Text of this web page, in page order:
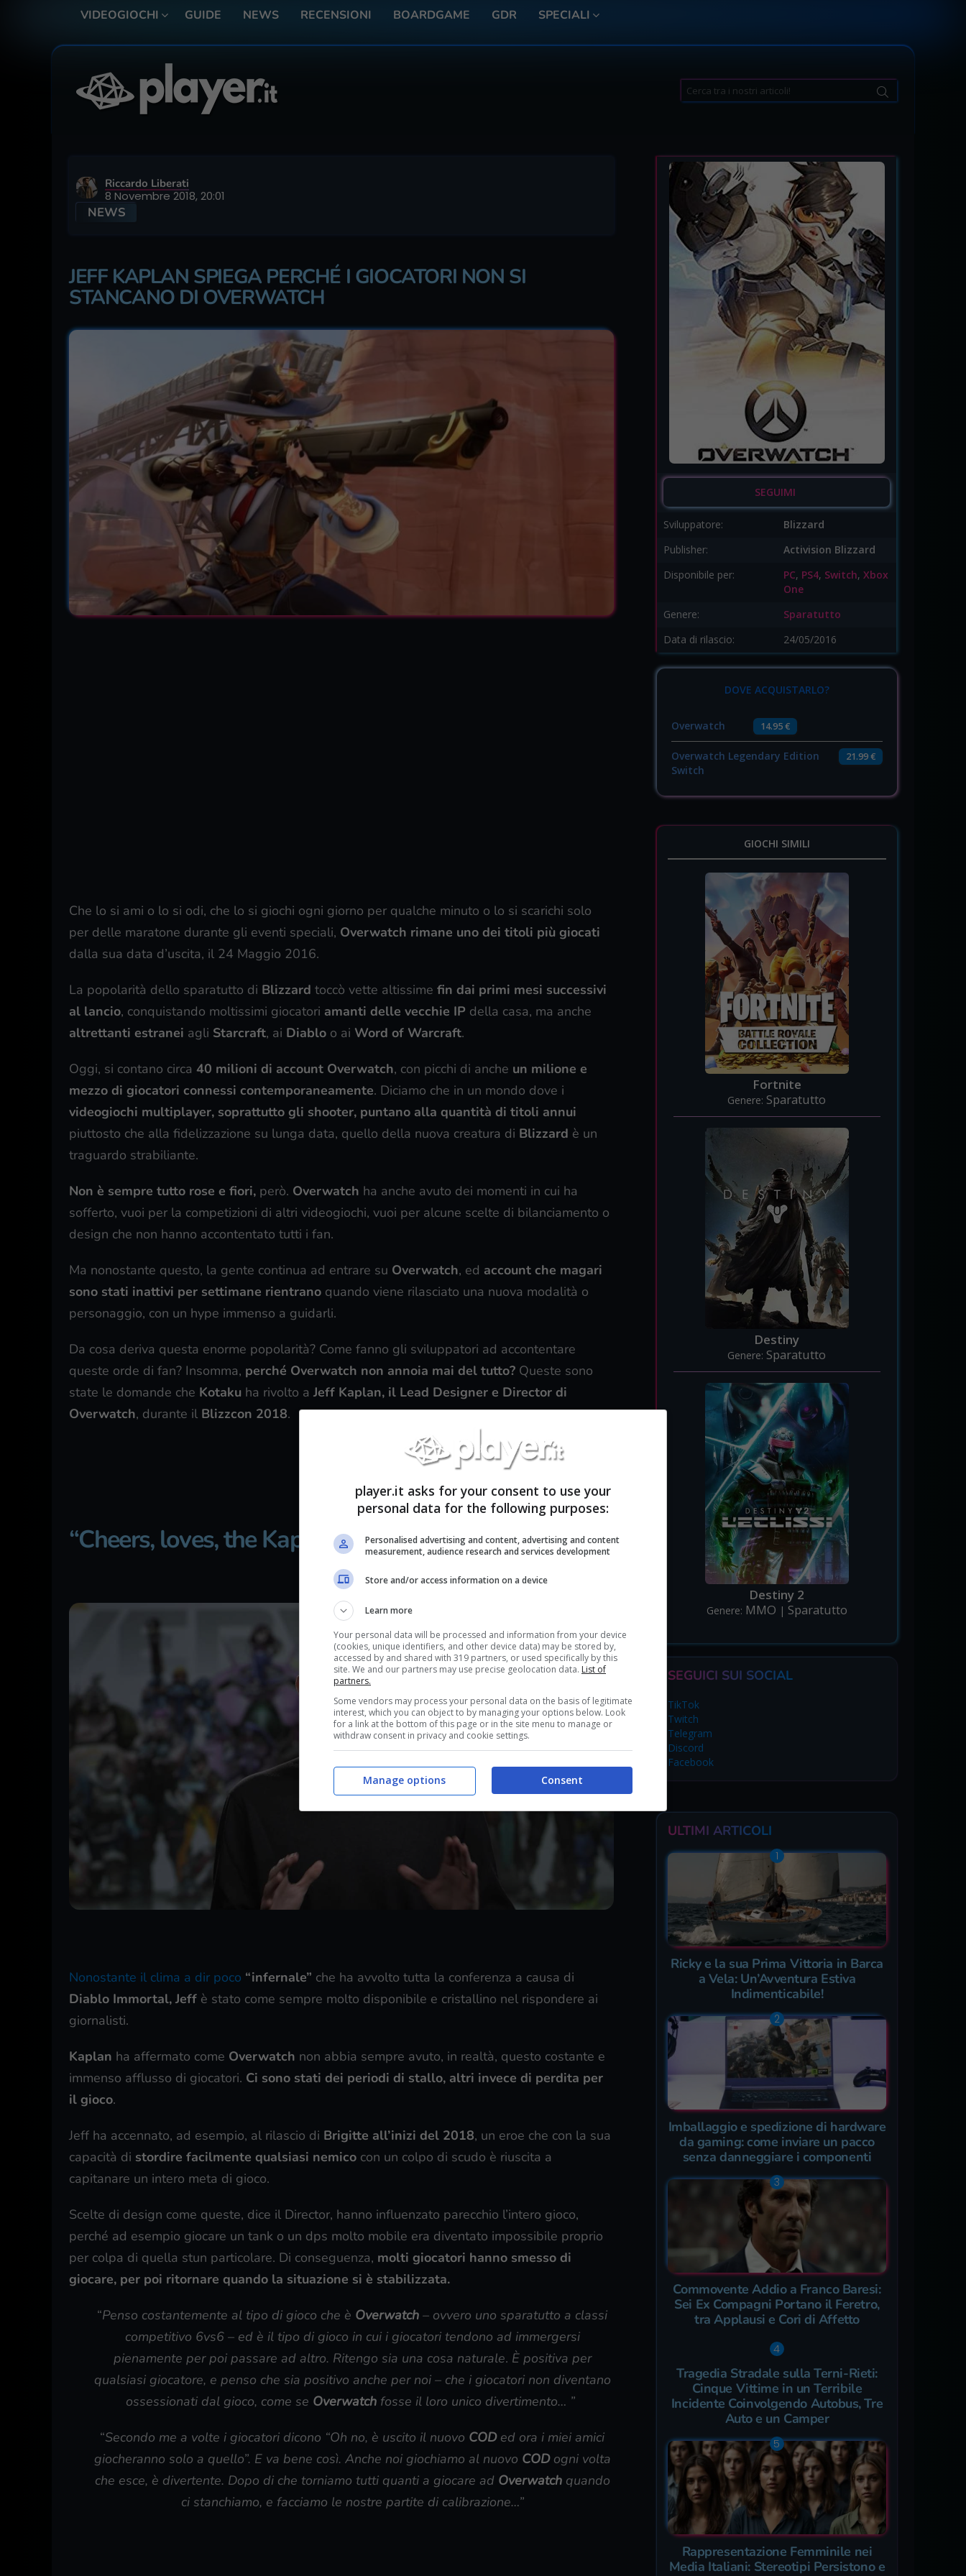
VIDEOGIOCHI GUIDE NEWS RECENSIONI BOARDGAME GDR SPECIALI
Search
for:
Riccardo Liberati
8 Novembre 2018, 20:01
NEWS
JEFF KAPLAN SPIEGA PERCHÉ I GIOCATORI NON SI
STANCANO DI OVERWATCH
Che lo si ami o lo si odi, che lo si giochi ogni giorno per qualche minuto o lo si scarichi solo
per delle maratone durante gli eventi speciali, Overwatch rimane uno dei titoli più giocati
dalla sua data d’uscita, il 24 Maggio 2016.
La popolarità dello sparatutto di Blizzard toccò vette altissime fin dai primi mesi successivi
al lancio, conquistando moltissimi giocatori amanti delle vecchie IP della casa, ma anche
altrettanti estranei agli Starcraft, ai Diablo o ai Word of Warcraft.
Oggi, si contano circa 40 milioni di account Overwatch, con picchi di anche un milione e
mezzo di giocatori connessi contemporaneamente. Diciamo che in un mondo dove i
videogiochi multiplayer, soprattutto gli shooter, puntano alla quantità di titoli annui
piuttosto che alla fidelizzazione su lunga data, quello della nuova creatura di Blizzard è un
traguardo strabiliante.
Non è sempre tutto rose e fiori, però. Overwatch ha anche avuto dei momenti in cui ha
sofferto, vuoi per la competizioni di altri videogiochi, vuoi per alcune scelte di bilanciamento o
design che non hanno accontentato tutti i fan.
Ma nonostante questo, la gente continua ad entrare su Overwatch, ed account che magari
sono stati inattivi per settimane rientrano quando viene rilasciato una nuova modalità o
personaggio, con un hype immenso a guidarli.
Da cosa deriva questa enorme popolarità? Come fanno gli sviluppatori ad accontentare
queste orde di fan? Insomma, perché Overwatch non annoia mai del tutto? Queste sono
state le domande che Kotaku ha rivolto a Jeff Kaplan, il Lead Designer e Director di
Overwatch, durante il Blizzcon 2018.
“Cheers, loves, the Kaplan’s here!”
Nonostante il clima a dir poco “infernale” che ha avvolto tutta la conferenza a causa di
Diablo Immortal, Jeff è stato come sempre molto disponibile e cristallino nel rispondere ai
giornalisti.
Kaplan ha affermato come Overwatch non abbia sempre avuto, in realtà, questo costante e
immenso afflusso di giocatori. Ci sono stati dei periodi di stallo, altri invece di perdita per
il gioco.
Jeff ha accennato, ad esempio, al rilascio di Brigitte all’inizi del 2018, un eroe che con la sua
capacità di stordire facilmente qualsiasi nemico con un colpo di scudo è riuscita a
capitanare un intero meta di gioco.
Scelte di design come queste, dice il Director, hanno influenzato parecchio l’intero gioco,
perché ad esempio giocare un tank o un dps molto mobile era diventato impossibile proprio
per colpa di quella stun particolare. Di conseguenza, molti giocatori hanno smesso di
giocare, per poi ritornare quando la situazione si è stabilizzata.
“Penso costantemente al tipo di gioco che è Overwatch – ovvero uno sparatutto a classi
competitivo 6vs6 – ed è il tipo di gioco in cui i giocatori tendono ad immergersi
pienamente per poi passare ad altro. Ritengo sia una cosa naturale. Èpositiva per
qualsiasi giocatore, e penso che sia positivo anche per noi – che i giocatori non diventano
ossessionati dal gioco, come se Overwatch fosse il loro unico divertimento… ”
“Secondo me a volte i giocatori dicono “Oh no, è uscito il nuovo CODed ora i miei amici
giocheranno solo a quello”. E va bene così. Anche noi giochiamo al nuovo CODogni volta
che esce, è divertente. Dopo di che torniamo tutti quanti a giocare ad Overwatchquando
ci stanchiamo, e facciamo le nostre partite di calibrazione…”
SEGUIMI
Sviluppatore:
Blizzard
Publisher:
Activision Blizzard
Disponibile per:
PC, PS4, Switch, Xbox
One
Genere:
Sparatutto
Data di rilascio:
24/05/2016
DOVE ACQUISTARLO?
Overwatch 14.95 €
Overwatch Legendary Edition
Switch
21.99 €
GIOCHI SIMILI
Fortnite
Genere: Sparatutto
Destiny
Genere: Sparatutto
Destiny 2
Genere: MMO | Sparatutto
SEGUICI SUI SOCIAL
TikTok
Twitch
Telegram
Discord
Facebook
ULTIMI ARTICOLI
Ricky e la sua Prima Vittoria in Barca
a Vela: Un’Avventura Estiva
Indimenticabile!
Imballaggio e spedizione di hardware
da gaming: come inviare un pacco
senza danneggiare i componenti
Commovente Addio a Franco Baresi:
Sei Ex Compagni Portano il Feretro,
tra Applausi e Cori di Affetto
Tragedia Stradale sulla Terni-Rieti:
Cinque Vittime in un Terribile
Incidente Coinvolgendo Autobus, Tre
Auto e un Camper
Rappresentazione Femminile nei
Media Italiani: Stereotipi Persistono e
player.it asks for your consent to use your
personal data for the following purposes:
Personalised advertising and content, advertising and content
measurement, audience research and services development
Store and/or access information on a device
Learn more
Your personal data will be processed and information from your device
(cookies, unique identifiers, and other device data) may be stored by,
accessed by and shared with 319 partners, or used specifically by this
site. We and our partners may use precise geolocation data. List of
partners.
Some vendors may process your personal data on the basis of legitimate
interest, which you can object to by managing your options below. Look
for a link at the bottom of this page or in the site menu to manage or
withdraw consent in privacy and cookie settings.
Consent
Manage options